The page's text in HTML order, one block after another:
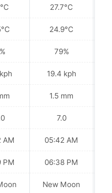
AM
PM
27.7°C
24.9°C
79%
19.4 kph
1.5 mm
7.0
05:42 AM
06:38 PM
New Moon